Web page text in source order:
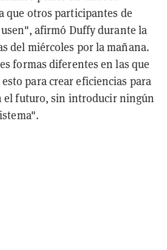
que otros participantes de
afirmó Duffy durante la
del miércoles por la mañana.
formas diferentes en las que
para crear eficiencias para
el futuro, sin introducir ningún